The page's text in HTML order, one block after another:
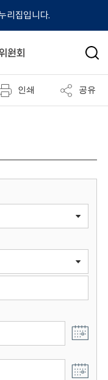
리집입니다.
검
인쇄 공유